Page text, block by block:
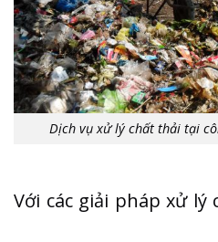
Dịch vụ xử lý chất thải tại
Với các giải pháp xử lý